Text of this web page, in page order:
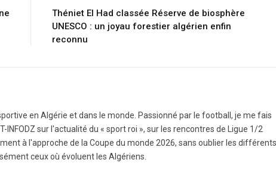
Théniet El Had classée Réserve de biosphère
UNESCO : un joyau forestier algérien enfin
reconnu
en Algérie et dans le monde. Passionné par le football, je me fais
sur l'actualité du « sport roi », sur les rencontres de Ligue 1/2
à l'approche de la Coupe du monde 2026, sans oublier les différents
ceux où évoluent les Algériens.